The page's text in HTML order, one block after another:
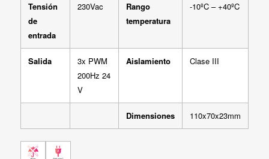
Tensión
de
entrada
230Vac
Rango
temperatura
-10ºC – +40ºC
Salida
3x PWM
200Hz 24
V
Aislamiento Clase III
Dimensiones 110x70x23mm